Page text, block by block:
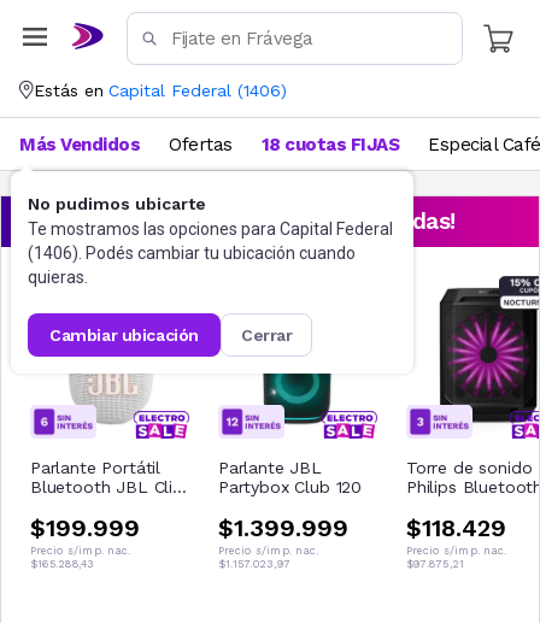
Estás en Capital Federal (1406)
No pudimos ubicarte
Te mostramos las opciones para Capital Federal
(1406). Podés cambiar tu ubicación cuando
quieras.
cambiar ubicación cerrar
Más Vendidos Ofertas 18 cuotas FIJAS Especial Café
¡Aprovechá las ofertas destacadas!
Parlante Portátil
Bluetooth JBL Clip
$199.999
Precio s/imp. nac.
$165.288,43
Parlante JBL
Partybox Club 120
$1.399.999
Precio s/imp. nac.
$1.157.023,97
Torre de sonido
Philips
$118.429
Precio s/imp. nac.
$97.875,21